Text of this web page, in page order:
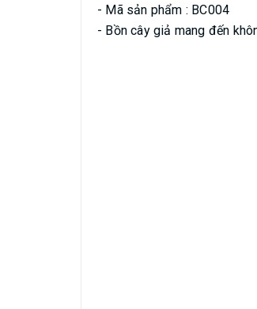
- Mã sản phẩm : BC004
- Bồn cây giả mang đến